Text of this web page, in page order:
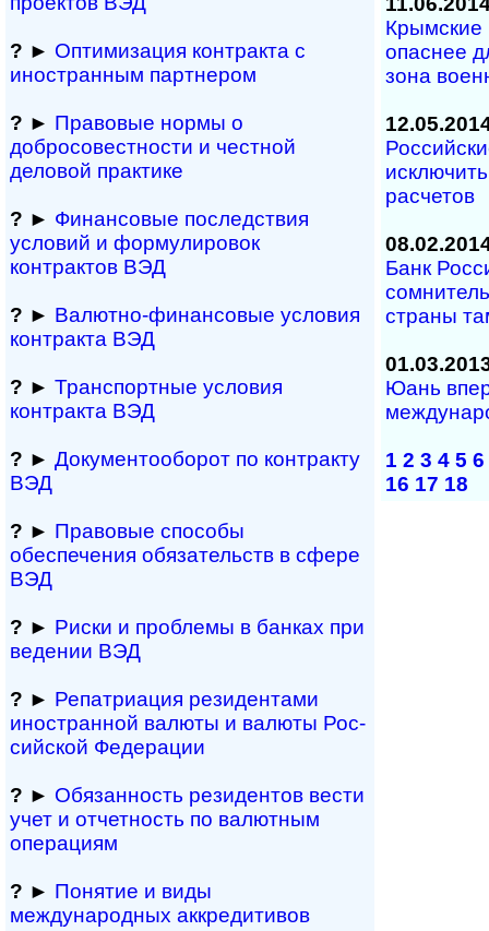
? ► Оптимизация контракта с
иностранным партнером
? ► Правовые нормы о
добросовестности и чест­ной
деловой практике
? ► Финансовые последствия
условий и формулировок
контрактов ВЭД
? ► Валютно-финансовые условия
контракта ВЭД
? ► Транспортные условия
контракта ВЭД
? ► Документооборот по контракту
ВЭД
? ► Правовые способы
обеспечения обяза­тельств в сфере
ВЭД
? ► Риски и проблемы в банках при
ведении ВЭД
? ► Репатриация ре­зи­ден­та­ми
иностранной ва­лю­ты и валюты Рос­
сий­ской Федерации
? ► Обязанность резиден­тов вести
учет и отчетность по валютным
операциям
? ► Понятие и виды
международных аккредитивов
Крымские
опаснее
зона
расчетов
Банк
страны
Юань
1 2 3 4 5 6
16 17 18